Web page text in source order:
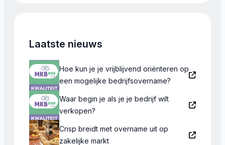
Laatste nieuws
Hoe kun je je vrijblijvend oriënteren op
een mogelijke bedrijfsovername?
Waar begin je als je je bedrijf wilt
verkopen?
Crisp breidt met overname uit op
zakelijke markt